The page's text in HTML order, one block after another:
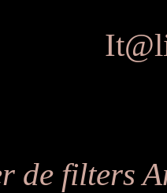
de filters